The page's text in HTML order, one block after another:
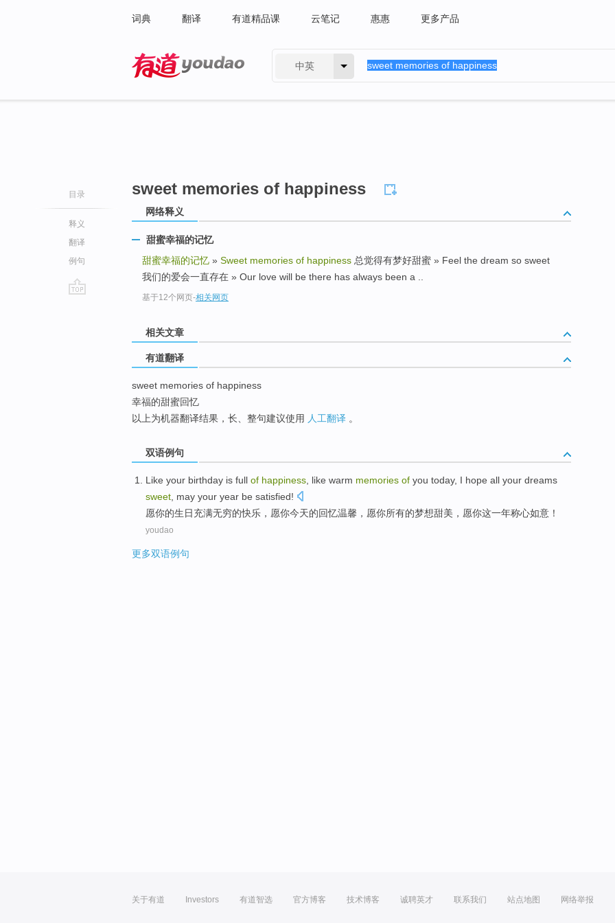
词典 翻译 有道精品课 云笔记 惠惠 更多产品
中英
目录
释义
翻译
例句
sweet memories of happiness
网络释义
甜蜜幸福的记忆
甜蜜幸福的记忆 » Sweet memories of happiness 总觉得有梦好甜蜜 » Feel the dream so sweet
我们的爱会一直存在 » Our love will be there has always been a ..
基于12个网页-相关网页
相关文章
有道翻译
sweet memories of happiness
幸福的甜蜜回忆
以上为机器翻译结果，长、整句建议使用 人工翻译 。
双语例句
Like your birthday is full of happiness like warm memories of you today, I hope all your dreams
sweet may your year be satisfied!
愿你的生日充满无穷的快乐，愿你今天的回忆温馨 ， 愿你所有的梦想甜美 ， 愿你这一年称心如意！
youdao
更多双语例句
关于有道 Investors 有道智选 官方博客 技术博客 诚聘英才 联系我们 站点地图 网络举报